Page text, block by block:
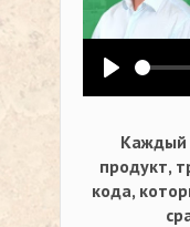
Каждый
продукт,
кода,